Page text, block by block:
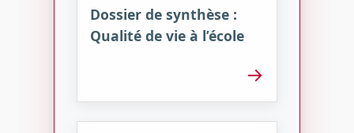
Dossier de synthèse :
Qualité de vie à l’école
→